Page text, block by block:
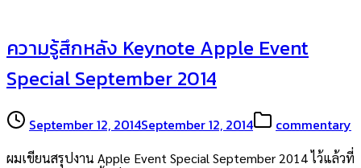
ความรู้สึกหลัง Keynote Apple Event
Special September 2014
September 12, 2014September 12, 2014 commentary
ผมเขียนสรุปงาน Apple Event Special September 2014 ไว้แล้วที่